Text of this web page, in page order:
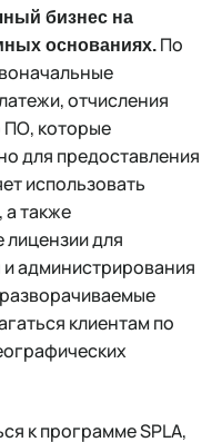
бизнес на
основаниях.По
отчисления
ПО, которые
для предоставления
использовать
а также
лицензии для
администрирования
клиентам по
к программе SPLA,